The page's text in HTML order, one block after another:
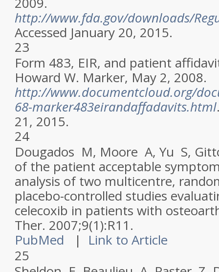
http://www.fda.gov/downloads/
Accessed January 20, 2015.
23
Form 483, EIR, and patient
Howard W. Marker, May 2, 2008.
http://www.documentcloud.org/
68-marker483eirandaffadavits.html
21, 2015.
24
Dougados M, Moore A, Yu S,
of the patient acceptable
analysis of two multicentre,
placebo-controlled studies
celecoxib in patients with
Ther. 2007;9(1):R11.
PubMed
| Link to Article
25